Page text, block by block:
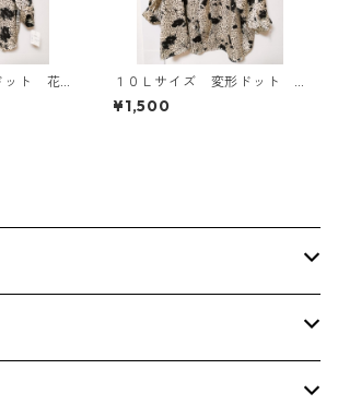
ット 花
オフ
１０Ｌサイズ 変形ドット
花柄 ボウタイブラウス オ
フホワイト KAE-4777
¥1,500